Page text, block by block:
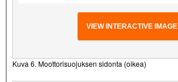
VIEW INTERACTIVE IMAGE
Kuva 6. Moottorisuojuksen sidonta (oikea)